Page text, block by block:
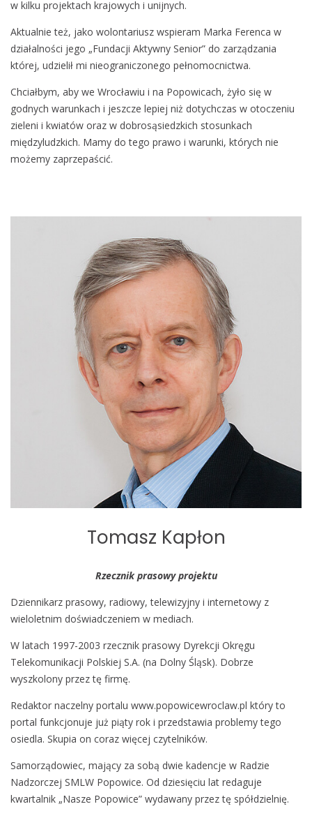
w kilku projektach krajowych i unijnych.
Aktualnie też, jako wolontariusz wspieram Marka Ferenca w
działalności jego „Fundacji Aktywny Senior” do zarządzania
której, udzielił mi nieograniczonego pełnomocnictwa.
Chciałbym, aby we Wrocławiu i na Popowicach, żyło się w
godnych warunkach i jeszcze lepiej niż dotychczas w otoczeniu
zieleni i kwiatów oraz w dobrosąsiedzkich stosunkach
międzyludzkich. Mamy do tego prawo i warunki, których nie
możemy zaprzepaścić.
Tomasz Kapłon
Rzecznik prasowy projektu
Dziennikarz prasowy, radiowy, telewizyjny i internetowy z
wieloletnim doświadczeniem w mediach.
W latach 1997-2003 rzecznik prasowy Dyrekcji Okręgu
Telekomunikacji Polskiej S.A. (na Dolny Śląsk). Dobrze
wyszkolony przez tę firmę.
Redaktor naczelny portalu www.popowicewroclaw.pl który to
portal funkcjonuje już piąty rok i przedstawia problemy tego
osiedla. Skupia on coraz więcej czytelników.
Samorządowiec, mający za sobą dwie kadencje w Radzie
Nadzorczej SMLW Popowice. Od dziesięciu lat redaguje
kwartalnik „Nasze Popowice” wydawany przez tę spółdzielnię.